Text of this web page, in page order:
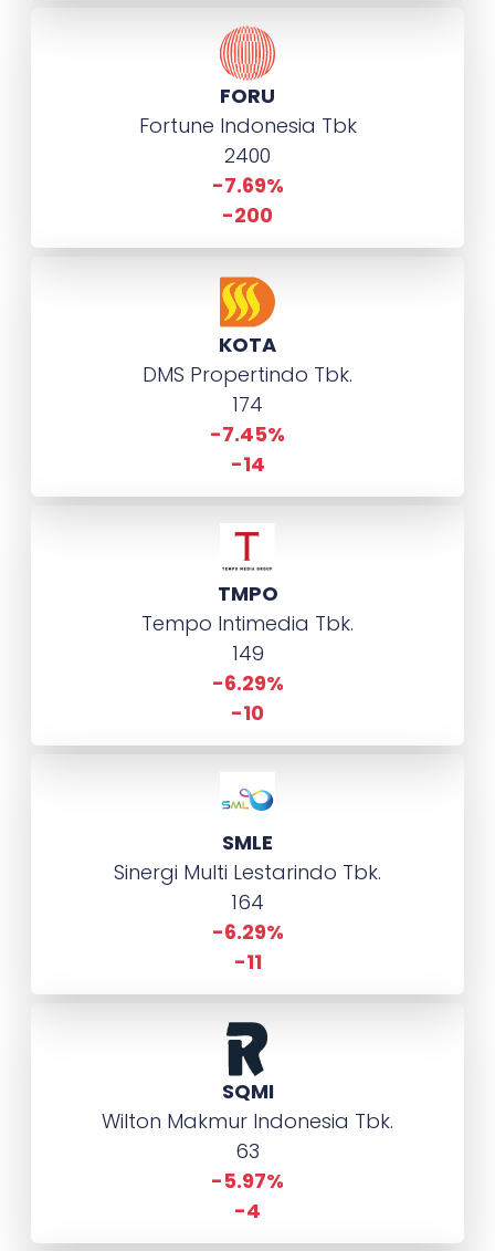
FORU
Fortune Indonesia Tbk
2400
-7.69%
-200
KOTA
DMS Propertindo Tbk.
174
-7.45%
-14
TMPO
Tempo Intimedia Tbk.
149
-6.29%
-10
SMLE
Sinergi Multi Lestarindo Tbk.
164
-6.29%
-11
SQMI
Wilton Makmur Indonesia Tbk.
63
-5.97%
-4